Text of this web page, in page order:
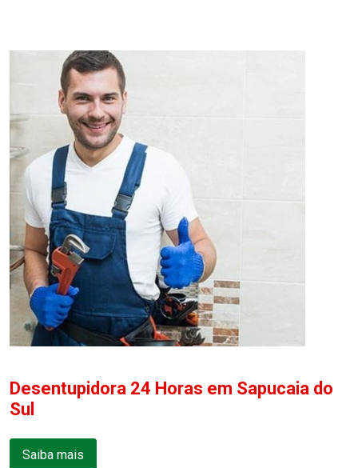
Desentupidora 24 Horas em Sapucaia do
Sul
Saiba mais